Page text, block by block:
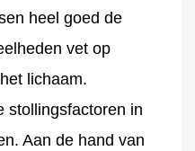
heel goed de
vet op
lichaam.
stollingsfactoren in
Aan de hand van